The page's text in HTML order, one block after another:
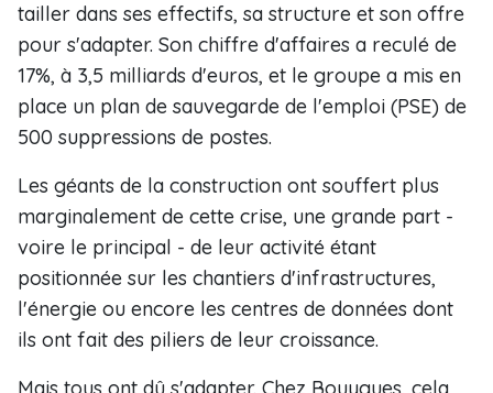
tailler dans ses effectifs, sa structure et son offre
pour s'adapter. Son chiffre d'affaires a reculé de
17%, à 3,5 milliards d'euros, et le groupe a mis en
place un plan de sauvegarde de l'emploi (PSE) de
500 suppressions de postes.
Les géants de la construction ont souffert plus
marginalement de cette crise, une grande part -
voire le principal - de leur activité étant
positionnée sur les chantiers d'infrastructures,
l'énergie ou encore les centres de données dont
ils ont fait des piliers de leur croissance.